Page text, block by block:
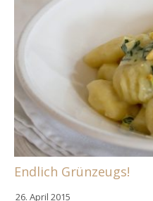
Endlich Grünzeugs!
26. April 2015